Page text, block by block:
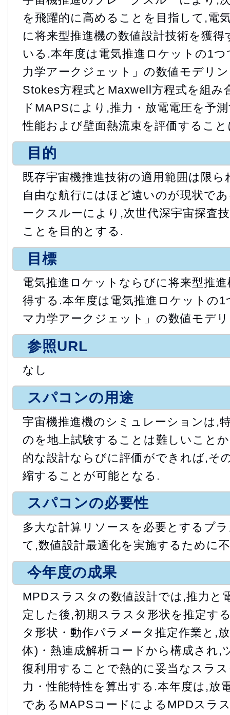
を飛躍的に高めることを目指して,電
に将来型推進機の数値設計技術を獲
いる.本年度は電気推進ロケットの1
力学アークジェット」の数値モデリ
Stokes方程式とMaxwell方程式を組み
ドMAPSにより,推力・放電電圧を予
性能および壁面熱流束を評価するこ
目的
既存宇宙機推進技術の適用範囲は限
自由な航行にはほど遠いのが現状で
ークスルーにより,次世代深宇宙探査
ことを目的とする.
目標
電気推進ロケットならびに将来型推
得する.本年度は電気推進ロケットの
マ力学アークジェット」の数値モデ
参照URL
なし
スパコンの用途
宇宙機推進機のシミュレーションは,
のを地上試験することは難しいこと
的な設計ならびに評価ができれば,そ
縮することが可能となる.
スパコンの必要性
多大な計算リソースを必要とするプ
て,数値設計最適化を実施するために
今年度の成果
MPDスラスタの数値設計では,推力と
定した後,初期スラスタ形状を推定す
タ形状・動作パラメータ推定作業と,
体)・熱連成解析コードから構成され,
復利用することで熱的に妥当なスラ
力・性能特性を算出する.本年度は,放
であるMAPSコードによるMPDスラ